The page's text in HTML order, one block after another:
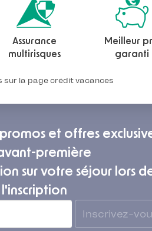
Assurance
multirisques
Meilleur
garanti
sur la page crédit vacances
et offres
première
sur votre séjour lors
l'inscription
Inscrivez-